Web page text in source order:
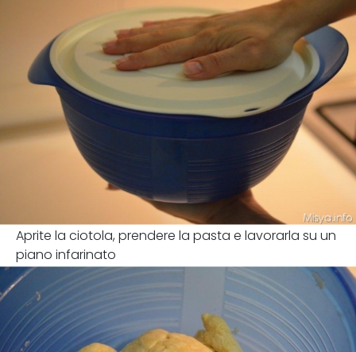
Aprite la ciotola, prendere la pasta e lavorarla su un
piano infarinato